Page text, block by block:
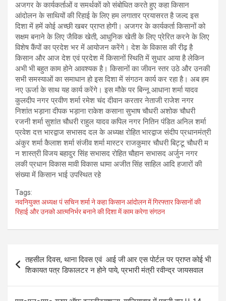
अजगर के कार्यकर्ताओं व समर्थकों को संबोधित करते हुए कहा किसान
आंदोलन के साथियों की रिहाई के लिए हम लगातार प्रयासरत है जल्द इस
दिशा में हमें कोई अच्छी खबर प्राप्त होगी। अजगर के कार्यकर्ता किसानों को
सक्षम बनाने के लिए जैविक खेती, आधुनिक खेती के लिए प्रेरित करने के लिए
विशेष कैंपों का प्रदेश भर में आयोजन करेंगे। देश के विकास की रीढ़ है
किसान और आज देश एवं प्रदेश में किसानों स्थिति में सुधार आया है लेकिन
अभी भी बहुत काम होने आवश्यक है। किसानों का जीवन स्तर उठे और उनकी
सभी समस्याओं का समाधान हो इस दिशा में संगठन कार्य कर रहा है। अब हम
नए ऊर्जा के साथ यह कार्य करेंगे। इस मौके पर बिन्नू आधाना शर्मा यादव
कुलदीप नगर प्रवीण शर्मा रमेश चंद दीवान करतार नेताजी राजेश नगर
निशांत भड़ाना दीपक भड़ाना राकेश कसाना सुभाष चौधरी अशोक चौधरी
रजनी शर्मा सुशांत चौधरी राहुल यादव कपिल नगर नितिन पंडित अनिल शर्मा
प्रवेश दत्त भारद्वाज सभासद दल के अध्यक्ष रोहित भारद्वाज संदीप प्रधानमंत्री
अंकुर शर्मा कैलाश शर्मा संजीव शर्मा मास्टर राजकुमार चौधरी बिट्टू चौधरी म
न शास्त्री विजय बहादुर सिंह सभासद रोहित चौहान सभासद अर्जुन नगर
लकी प्रधान विकास मावी विकास धामा अजीत सिंह साहिल आदि हजारों की
संख्या में किसान भाई उपस्थित रहे
Tags:
नवनियुक्त अध्यक्ष पं सचिन शर्मा ने कहा किसान आंदोलन में गिरफ्तार किसानों की
रिहाई और उनको आत्मनिर्भर बनाने की दिशा में काम करेगा संगठन
navigation
तहसील दिवस, थाना दिवस एवं आई जी आर एस पोर्टल पर प्राप्त कोई भी
शिकायत पत्र डिफालटर न होने पाये, प्रभारी मंत्री रवीन्द्र जायसवाल